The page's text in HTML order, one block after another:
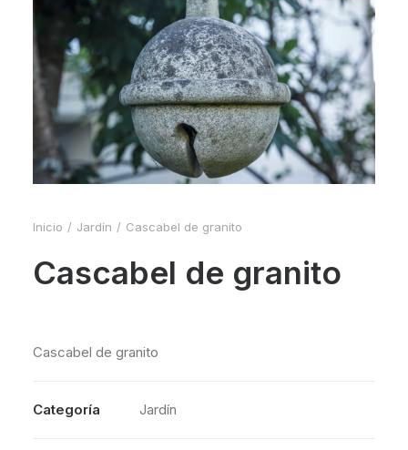
Inicio Jardín Cascabel de granito
Cascabel de granito
Cascabel de granito
Categoría Jardín